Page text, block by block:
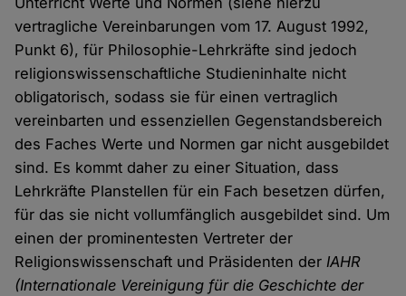
vertragliche Vereinbarungen vom 17. August 1992,
Punkt 6), für Philosophie-Lehrkräfte sind jedoch
religionswissenschaftliche Studieninhalte nicht
obligatorisch, sodass sie für einen vertraglich
vereinbarten und essenziellen Gegenstandsbereich
des Faches Werte und Normen gar nicht ausgebildet
sind. Es kommt daher zu einer Situation, dass
Lehrkräfte Planstellen für ein Fach besetzen dürfen,
für das sie nicht vollumfänglich ausgebildet sind. Um
einen der prominentesten Vertreter der
Religionswissenschaft und Präsidenten derIAHR
(Internationale Vereinigung für die Geschichte der